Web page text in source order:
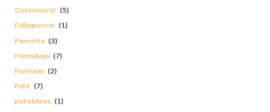
Ossenworst (5)
Palingworst (1)
Pancetta (3)
Parmaham (7)
Pastrami (2)
Paté (7)
pekelvlees (1)